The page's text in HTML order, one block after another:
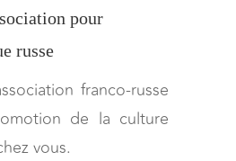
pour
russe
franco-russe
de la culture
vous.